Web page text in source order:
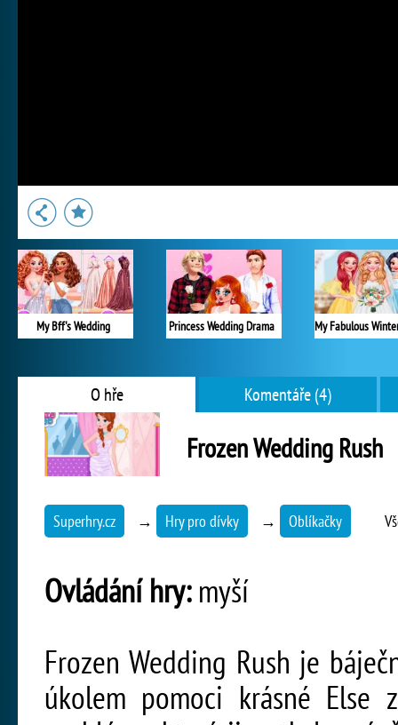
My Bff's Wedding Princess Wedding Drama
O hře Komentáře (4)
Frozen Wedding Rush
Superhry.cz → Hry pro dívky → Oblíkačky
Ovládání hry:myší
Frozen Wedding Rush je
úkolem pomoci krásné Else